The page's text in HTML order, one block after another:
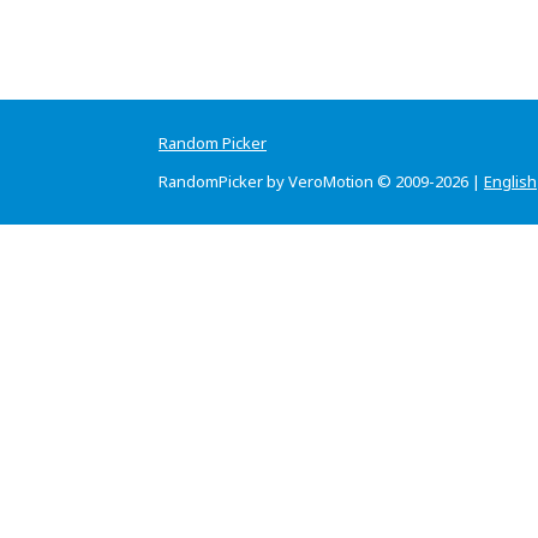
Random Picker
RandomPicker by VeroMotion © 2009-2026 | English